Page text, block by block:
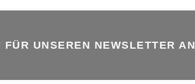
UNSEREN NEWSLETTER AN